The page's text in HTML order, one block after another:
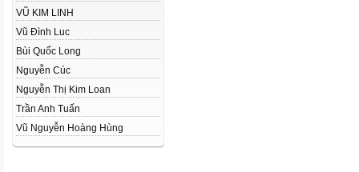
VŨ KIM LINH
Vũ Đình Luc
Bùi Quốc Long
Nguyễn Cúc
Nguyễn Thị Kim Loan
Trần Anh Tuấn
Vũ Nguyễn Hoàng Hùng